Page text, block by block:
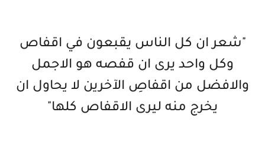
"شعر ان كل الناس يقبعون في اقفاص
وكل واحد يرى ان قفصه هو الاجمل
والافضل من اقفاصِ الآخرين لا يحاول ان
يخرج منه ليرى الاقفاص كلها"